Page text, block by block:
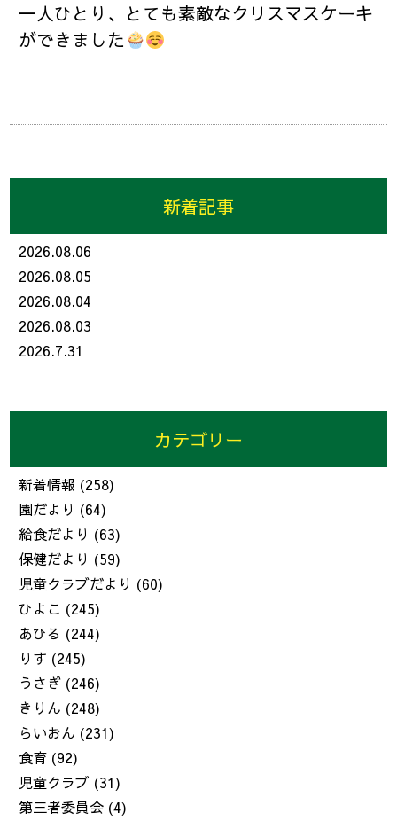
一人ひとり、とても素敵なクリスマスケーキ
ができました
新着記事
2026.08.06
2026.08.05
2026.08.04
2026.08.03
2026.7.31
カテゴリー
新着情報 (258)
園だより (64)
給食だより (63)
保健だより (59)
児童クラブだより (60)
ひよこ (245)
あひる (244)
りす (245)
うさぎ (246)
きりん (248)
らいおん (231)
食育 (92)
児童クラブ (31)
第三者委員会 (4)